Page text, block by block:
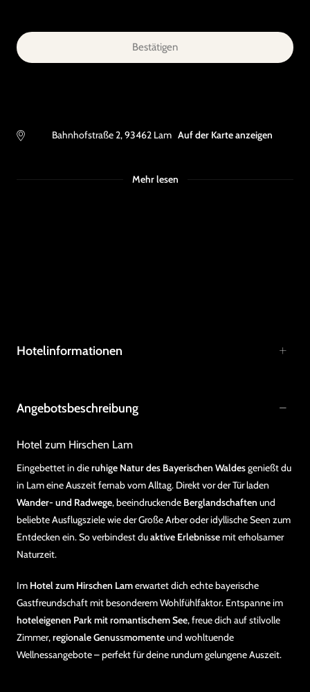
Bestätigen
Bahnhofstraße 2,93462 Lam Auf der Karte anzeigen
Mehr lesen
Hotelinformationen
Angebotsbeschreibung
Hotel zum Hirschen Lam
Eingebettet in dieruhige Natur des Bayerischen Waldesgenießt du
in Lam eine Auszeit fernab vom Alltag. Direkt vor der Tür laden
Wander- und Radwege, beeindruckende Berglandschaften und
beliebte Ausflugsziele wie der Große Arber oder idyllische Seen zum
Entdecken ein. So verbindest duaktive Erlebnissemit erholsamer
Naturzeit.
Im Hotel zum Hirschen Lamerwartet dich echte bayerische
Gastfreundschaft mit besonderem Wohlfühlfaktor. Entspanne im
hoteleigenen Park mit romantischem See, freue dich auf stilvolle
Zimmer,regionale Genussmomenteund wohltuende
Wellnessangebote – perfekt für deine rundum gelungene Auszeit.